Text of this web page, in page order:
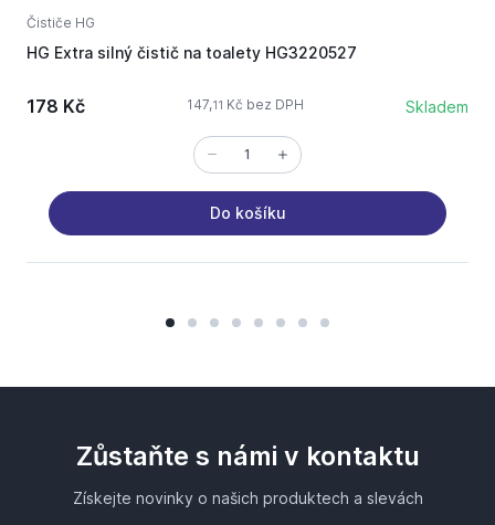
Čističe HG
HG Extra silný čistič na toalety HG3220527
178 Kč 147,11 Kč bez DPH Skladem
Do košíku
Zůstaňte s námi v kontaktu
Získejte novinky o našich produktech a slevách